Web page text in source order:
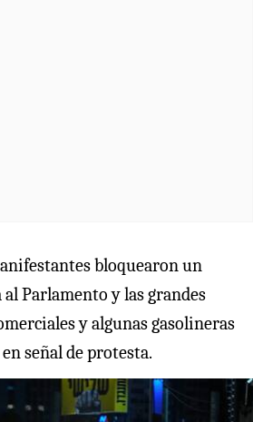
bloquearon un
Parlamento y las grandes
y algunas gasolineras
señal de protesta.